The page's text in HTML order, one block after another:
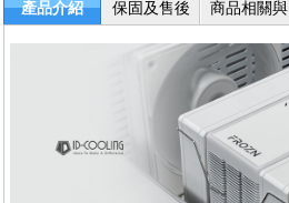
產品介紹
保固及售後
服務
商品相關與
退換貨